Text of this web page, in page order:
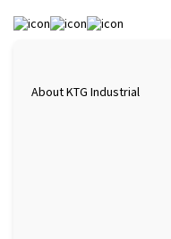
About KTG Industrial